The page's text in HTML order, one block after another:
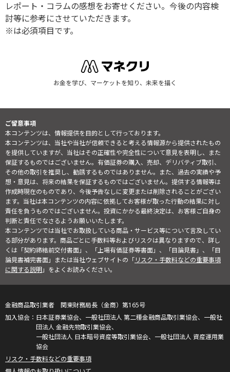
レポート・コラムの感想をお寄せください。今後の内容検
討等に参考にさせていただきます。
※は必須項目です。
お金を学び、マーケットを知り、未来を描く
ご留意事項
本コンテンツは、情報提供を目的として行っております。
本コンテンツは、当社や当社が信頼できると考える情報源から提供されたもの
を提供していますが、当社はその正確性や完全性について意見を表明し、また
保証するものではございません。有価証券の購入、売却、デリバティブ取引、
その他の取引を推奨し、勧誘するものではありません。また、過去の実績や予
想・意見は、将来の結果を保証するものではございません。提供する情報等は
作成時現在のものであり、今後予告なしに変更または削除されることがござい
ます。当社は本コンテンツの内容に依拠してお客様が取った行動の結果に対し
責任を負うものではございません。投資にかかる最終決定は、お客様ご自身の
判断と責任でなさるようお願いいたします。
本コンテンツでは当社でお取扱している商品・サービス等について言及してい
る部分があります。商品ごとに手数料等およびリスクは異なりますので、詳し
くは「契約締結前交付書面」、「上場有価証券等書面」、「目論見書」、「目
論見書補完書面」または当社ウェブサイトの「リスク・手数料などの重要事項
に関する説明」をよくお読みください。
金融商品取引業者 関東財務局長（金商）第165号
日本証券業協会、一般社団法人 第二種金融商品取引業協会、一般社
団法人 金融先物取引業協会、
一般社団法人 日本暗号資産等取引業協会、一般社団法人 資産運用業
協会
リスク・手数料などの重要事項